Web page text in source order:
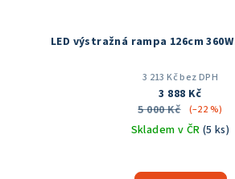
LED výstražná rampa 126cm 360W
3 213 Kč bez DPH
3 888 Kč
5 000 Kč
(–22 %)
Skladem v ČR (5 ks)